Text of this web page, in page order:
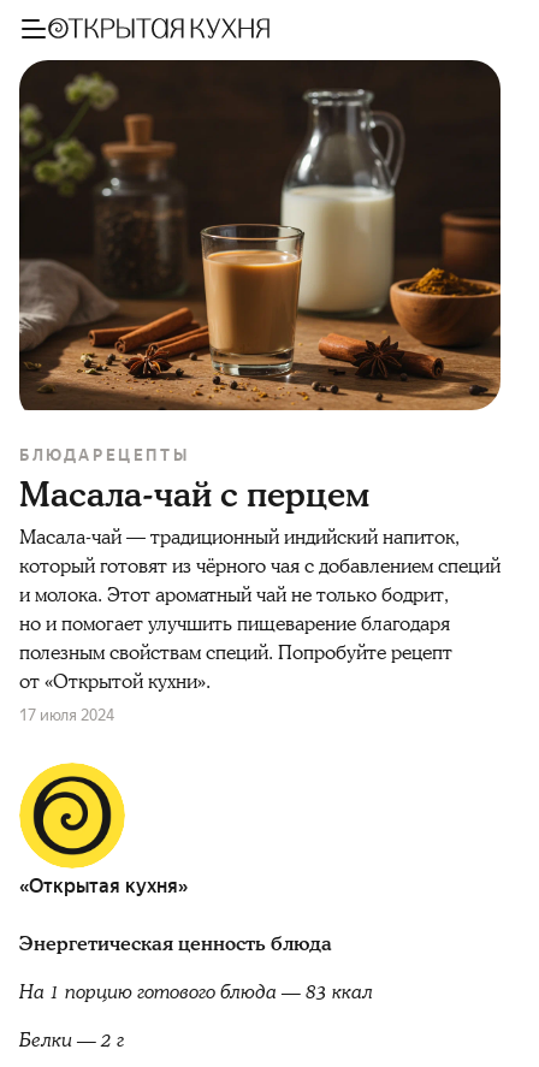
БЛЮДА РЕЦЕПТЫ
Масала-чай с перцем
Масала-чай — традиционный индийский напиток,
который готовят из чёрного чая с добавлением специй
и молока. Этот ароматный чай не только бодрит,
но и помогает улучшить пищеварение благодаря
полезным свойствам специй. Попробуйте рецепт
от «Открытой кухни».
17 июля 2024
«Открытая кухня»
Энергетическая ценность блюда
На 1 порцию готового блюда — 83 ккал
Белки — 2 г